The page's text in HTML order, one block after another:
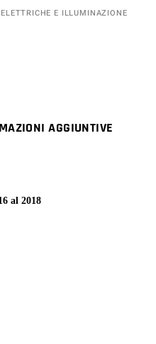
E ILLUMINAZIONE
AGGIUNTIVE
al 2018